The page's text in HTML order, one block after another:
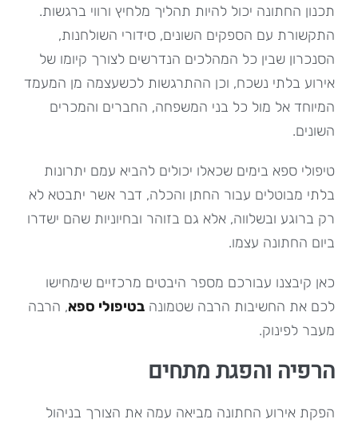
תכנון החתונה יכול להיות תהליך מלחיץ ורווי ברגשות.
התקשורת עם הספקים השונים, סידורי השולחנות,
הסנכרון שבין כל המהלכים הנדרשים לצורך קיומו של
אירוע בלתי נשכח, וכן ההתרגשות לכשעצמה מן המעמד
המיוחד אל מול כל בני המשפחה, החברים והמכרים
השונים.
טיפולי ספא בימים שכאלו יכולים להביא עמם יתרונות
בלתי מבוטלים עבור החתן והכלה, דבר אשר יתבטא לא
רק ברוגע ובשלווה, אלא גם בזוהר ובחיוניות שהם ישדרו
ביום החתונה עצמו.
כאן קיבצנו עבורכם מספר היבטים מרכזיים שימחישו
לכם את החשיבות הרבה שטמונה בטיפולי ספא, הרבה
מעבר לפינוק.
הרפיה והפגת מתחים
הפקת אירוע החתונה מביאה עמה את הצורך בניהול